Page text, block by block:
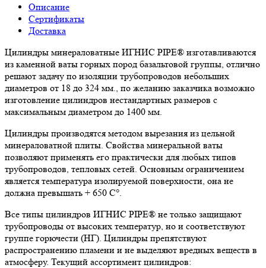
Описание
Сертификаты
Доставка
Цилиндры минераловатные ИГНИС PIPE® изготавливаются
из каменной ваты горных пород базальтовой группы, отлично
решают задачу по изоляции трубопроводов небольших
диаметров от 18 до 324 мм., по желанию заказчика возможно
изготовление цилиндров нестандартных размеров с
максимальным диаметром до 1400 мм.
Цилиндры производятся методом вырезания из цельной
минераловатной плиты. Свойства минеральной ваты
позволяют применять его практически для любых типов
трубопроводов, тепловых сетей. Основным ограничением
является температура изолируемой поверхности, она не
должна превышать + 650 C°.
Все типы цилиндров ИГНИС PIPE® не только защищают
трубопроводы от высоких температур, но и соответствуют
группе горючести (НГ). Цилиндры препятствуют
распространению пламени и не выделяют вредных веществ в
атмосферу. Текущий ассортимент цилиндров: